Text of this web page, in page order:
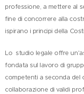
professione, a mettere al
fine di concorrere alla
ispirano i principi della
Lo studio legale offre
fondata sul lavoro di
competenti a seconda del
collaborazione di validi